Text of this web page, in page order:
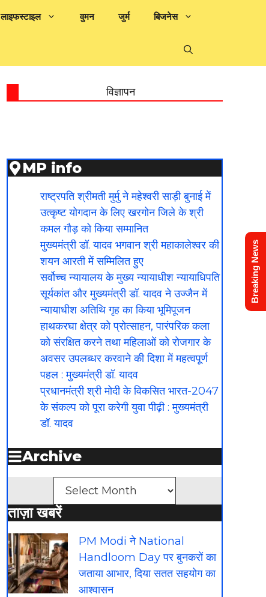
लाइफस्टाइल वुमन जुर्म बिजनेस
विज्ञापन
MP info
राष्ट्रपति श्रीमती मुर्मु ने महेश्वरी साड़ी बुनाई में
उत्कृष्ट योगदान के लिए खरगोन जिले के श्री
कमल गौड़ को किया सम्मानित
मुख्यमंत्री डॉ. यादव भगवान श्री महाकालेश्‍वर की
शयन आरती में सम्मिलित हुए
सर्वोच्च न्यायालय के मुख्‍य न्‍यायाधीश न्यायाधिपति
सूर्यकांत और मुख्यमंत्री डॉ. यादव ने उज्जैन में
न्यायाधीश अतिथि गृह का किया भूमिपूजन
हाथकरघा क्षेत्र को प्रोत्साहन, पारंपरिक कला
को संरक्षित करने तथा महिलाओं को रोजगार के
अवसर उपलब्धर करवाने की दिशा में महत्वपूर्ण
पहल : मुख्यमंत्री डॉ. यादव
प्रधानमंत्री श्री मोदी के विकसित भारत-2047
के संकल्प को पूरा करेगी युवा पीढ़ी : मुख्यमंत्री
डॉ. यादव
Archive
ताज़ा खबरें
PM Modi ने National
Handloom Day पर बुनकरों का
जताया आभार, दिया सतत सहयोग का
आश्वासन
Breaking News